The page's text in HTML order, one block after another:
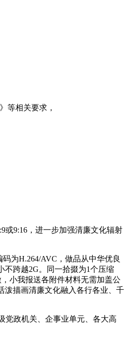
等相关要求，
或9:16，进一步加强清廉文化辐射
为H.264/AVC，做品从中华优良
不跨越2G。同一拾掇为1个压缩
小我报送各附件材料无需加盖公
泼描画清廉文化融入各行各业、千
政机关、企事业单元、各大高